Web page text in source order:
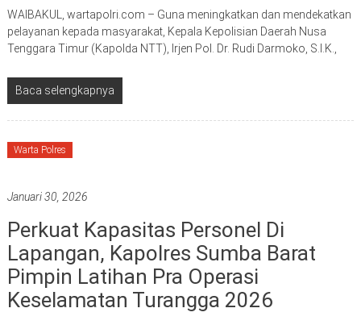
WAIBAKUL, wartapolri.com – Guna meningkatkan dan mendekatkan
pelayanan kepada masyarakat, Kepala Kepolisian Daerah Nusa
Tenggara Timur (Kapolda NTT), Irjen Pol. Dr. Rudi Darmoko, S.I.K.,
Baca selengkapnya
Warta Polres
Januari 30, 2026
Perkuat Kapasitas Personel Di
Lapangan, Kapolres Sumba Barat
Pimpin Latihan Pra Operasi
Keselamatan Turangga 2026